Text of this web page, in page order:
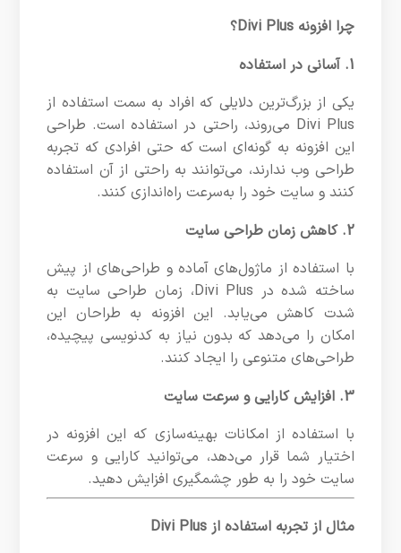
چرا افزونه Divi Plus؟
1. آسانی در استفاده
یکی از بزرگ‌ترین دلایلی که افراد به سمت استفاده از
Divi Plus می‌روند، راحتی در استفاده است. طراحی
این افزونه به گونه‌ای است که حتی افرادی که تجربه
طراحی وب ندارند، می‌توانند به راحتی از آن استفاده
کنند و سایت خود را به‌سرعت راه‌اندازی کنند.
2. کاهش زمان طراحی سایت
با استفاده از ماژول‌های آماده و طراحی‌های از پیش
ساخته شده در Divi Plus، زمان طراحی سایت به
شدت کاهش می‌یابد. این افزونه به طراحان این
امکان را می‌دهد که بدون نیاز به کدنویسی پیچیده،
طراحی‌های متنوعی را ایجاد کنند.
3. افزایش کارایی و سرعت سایت
با استفاده از امکانات بهینه‌سازی که این افزونه در
اختیار شما قرار می‌دهد، می‌توانید کارایی و سرعت
سایت خود را به طور چشمگیری افزایش دهید.
مثال از تجربه استفاده از Divi Plus